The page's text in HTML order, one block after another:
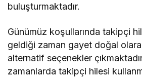
buluşturmaktadır.
Günümüz koşullarında takipçi
geldiği zaman gayet doğal
alternatif seçenekler
zamanlarda takipçi hilesi